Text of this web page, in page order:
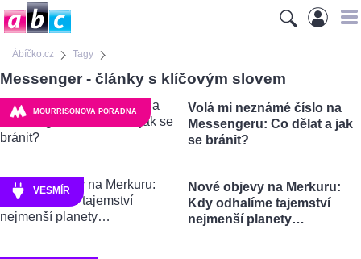
Ábíčko.cz Tagy
Messenger - články s klíčovým slovem
MOURRISONOVA PORADNA
Volá mi neznámé číslo na
Messengeru: Co dělat a jak
se bránit?
VESMÍR
Nové objevy na Merkuru:
Kdy odhalíme tajemství
nejmenší planety…